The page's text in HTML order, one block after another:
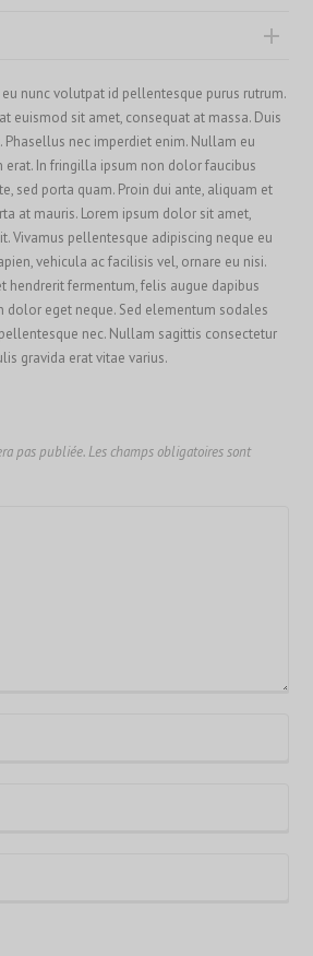
nunc volutpat id pellentesque purus rutrum.
euismod sit amet, consequat at massa. Duis
nec imperdiet enim. Nullam eu
erat. In fringilla ipsum non dolor faucibus
sed porta quam. Proin dui ante, aliquam et
at mauris. Lorem ipsum dolor sit amet,
Vivamus pellentesque adipiscing neque eu
vehicula ac facilisis vel, ornare eu nisi.
hendrerit fermentum, felis augue dapibus
dolor eget neque. Sed elementum sodales
nec. Nullam sagittis consectetur
gravida erat vitae varius.
pas publiée. Les champs obligatoires sont